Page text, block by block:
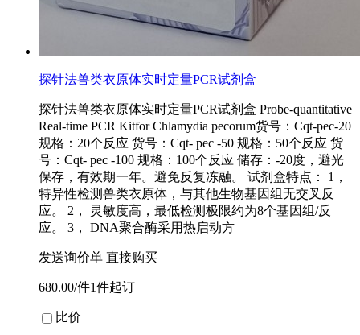
探针法兽类衣原体实时定量PCR试剂盒
探针法兽类衣原体实时定量PCR试剂盒 Probe-quantitative
Real-time PCR Kitfor Chlamydia pecorum货号：Cqt-pec-20
规格：20个反应 货号：Cqt- pec -50 规格：50个反应 货
号：Cqt- pec -100 规格：100个反应 储存：-20度，避光
保存，有效期一年。避免反复冻融。 试剂盒特点： 1，
特异性检测兽类衣原体，与其他生物基因组无交叉反
应。 2， 灵敏度高，最低检测极限约为8个基因组/反
应。 3， DNA聚合酶采用热启动方
发送询价单 直接购买
680.00/件1件起订
比价